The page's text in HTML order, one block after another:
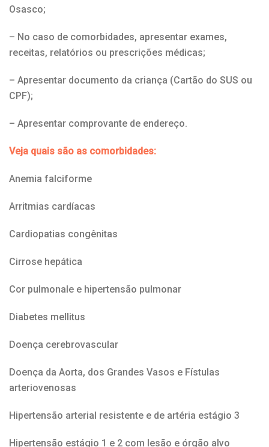
Osasco;
– No caso de comorbidades, apresentar exames,
receitas, relatórios ou prescrições médicas;
– Apresentar documento da criança (Cartão do SUS ou
CPF);
– Apresentar comprovante de endereço.
Veja quais são as comorbidades:
Anemia falciforme
Arritmias cardíacas
Cardiopatias congênitas
Cirrose hepática
Cor pulmonale e hipertensão pulmonar
Diabetes mellitus
Doença cerebrovascular
Doença da Aorta, dos Grandes Vasos e Fístulas
arteriovenosas
Hipertensão arterial resistente e de artéria estágio 3
Hipertensão estágio 1 e 2 com lesão e órgão alvo